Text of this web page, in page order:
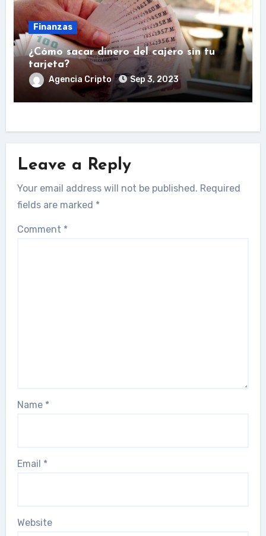
Finanzas
¿Cómo sacar dinero del cajero sin tu
tarjeta?
Agencia Cripto Sep 3, 2023
Leave a Reply
Your email address will not be published. Required
fields are marked *
Comment *
Name *
Email *
Website